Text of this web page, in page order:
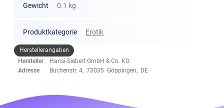
Gewicht 0.1 kg
Produktkategorie Erotik
Herstellerangaben
Hersteller
Hansi-Siebert GmbH & Co. KG
Adresse
Buchenstr. 4, 73035 Göppingen, DE